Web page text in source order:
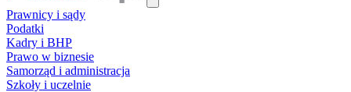
Prawnicy i sądy
Podatki
Kadry i BHP
Prawo w biznesie
Samorząd i administracja
Szkoły i uczelnie